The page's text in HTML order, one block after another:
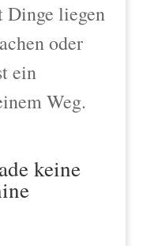
Dinge liegen
oder
ein
Weg.
keine